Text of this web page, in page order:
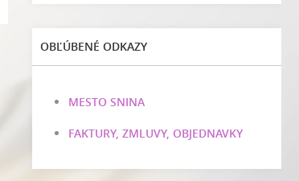
OBĽÚBENÉ ODKAZY
MESTO SNINA
FAKTURY, ZMLUVY, OBJEDNAVKY